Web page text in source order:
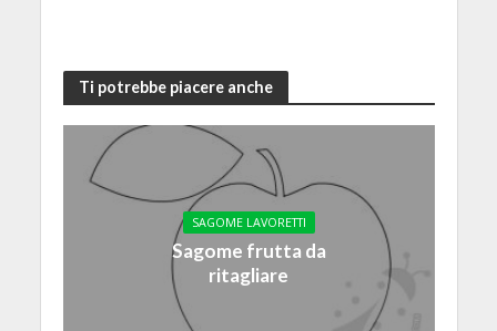
Ti potrebbe piacere anche
SAGOME LAVORETTI
Sagome frutta da
ritagliare